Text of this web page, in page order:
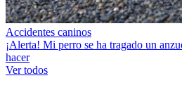
Accidentes caninos
¡Alerta! Mi perro se ha tragado un
hacer
Ver todos